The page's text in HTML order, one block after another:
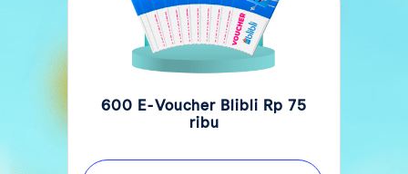
600 E-Voucher Blibli Rp 75
ribu